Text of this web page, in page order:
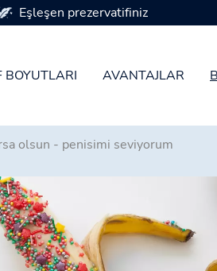
BOYUTLARI AVANTAJLAR
prezervatif boyutunda mevcuttur
olsun - penisimi seviyorum